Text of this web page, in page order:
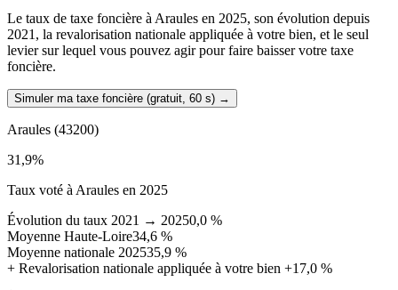
Le taux de taxe foncière à Araules en 2025, son évolution depuis
2021, la revalorisation nationale appliquée à votre bien, et le seul
levier sur lequel vous pouvez agir pour faire baisser votre taxe
foncière.
Simuler ma taxe foncière (gratuit, 60 s) →
Araules (43200)
31,9%
Taux voté à Araules en 2025
Évolution du taux 2021 → 20250,0 %
Moyenne Haute-Loire34,6 %
Moyenne nationale 202535,9 %
+ Revalorisation nationale appliquée à votre bien +17,0 %